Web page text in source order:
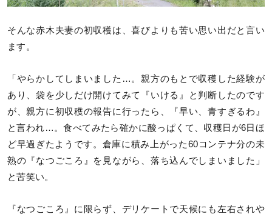
そんな赤木夫妻の初収穫は、喜びよりも苦い思い出だと言い
ます。
「やらかしてしまいました…。親方のもとで収穫した経験が
あり、袋を少しだけ開けてみて『いける』と判断したのです
が、親方に初収穫の報告に行ったら、『早い、青すぎるわ』
と言われ…。食べてみたら確かに酸っぱくて、収穫日が6日ほ
ど早過ぎたようです。倉庫に積み上がった60コンテナ分の未
熟の『なつごころ』を見ながら、落ち込んでしまいました」
と苦笑い。
『なつごころ』に限らず、デリケートで天候にも左右されや